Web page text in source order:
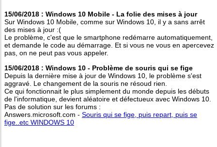
15/06/2018 : Windows 10 Mobile - La folie des mises à jour
Sur Windows 10 Mobile, comme sur Windows 10, il y a sans arrêt
des mises à jour :(
Le problème, c'est que le smartphone redémarre automatiquement,
et demande le code au démarrage. Et si vous ne vous en apercevez
pas, on ne peut pas vous appeler.
15/06/2018 : Windows 10 - Problème de souris qui se fige
Depuis la dernière mise à jour de Windows 10, le problème s'est
aggravé. Le changement de la souris ne résoud rien.
Ce qui fonctionnait le plus simplement du monde depuis les débuts
de l'informatique, devient aléatoire et défectueux avec Windows 10.
Pas de solution sur les forums :
Answers.microsoft.com - Souris qui se fige, puis repart, puis se
fige..etc WINDOWS 10